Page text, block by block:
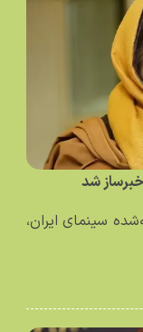
شد
سینمای ایران،